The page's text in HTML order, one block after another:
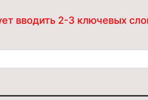
вводить 2-3 ключевых